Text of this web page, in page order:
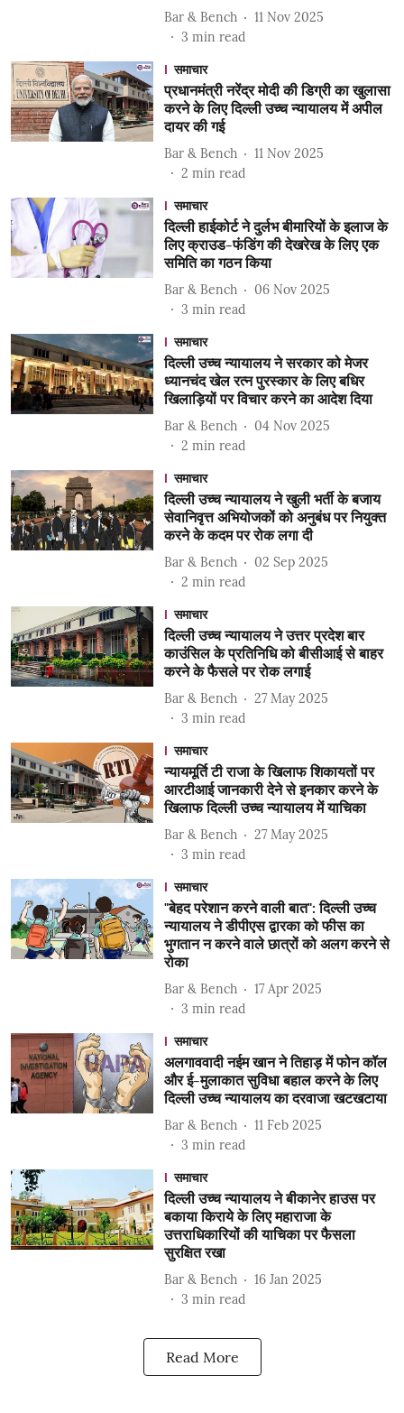
Bar & Bench
11 Nov 2025
3 min read
समाचार
प्रधानमंत्री नरेंद्र मोदी की डिग्री का खुलासा
करने के लिए दिल्ली उच्च न्यायालय में अपील
दायर की गई
Bar & Bench
11 Nov 2025
2 min read
समाचार
दिल्ली हाईकोर्ट ने दुर्लभ बीमारियों के इलाज के
लिए क्राउड-फंडिंग की देखरेख के लिए एक
समिति का गठन किया
Bar & Bench
06 Nov 2025
3 min read
समाचार
दिल्ली उच्च न्यायालय ने सरकार को मेजर
ध्यानचंद खेल रत्न पुरस्कार के लिए बधिर
खिलाड़ियों पर विचार करने का आदेश दिया
Bar & Bench
04 Nov 2025
2 min read
समाचार
दिल्ली उच्च न्यायालय ने खुली भर्ती के बजाय
सेवानिवृत्त अभियोजकों को अनुबंध पर नियुक्त
करने के कदम पर रोक लगा दी
Bar & Bench
02 Sep 2025
2 min read
समाचार
दिल्ली उच्च न्यायालय ने उत्तर प्रदेश बार
काउंसिल के प्रतिनिधि को बीसीआई से बाहर
करने के फैसले पर रोक लगाई
Bar & Bench
27 May 2025
3 min read
समाचार
न्यायमूर्ति टी राजा के खिलाफ शिकायतों पर
आरटीआई जानकारी देने से इनकार करने के
खिलाफ दिल्ली उच्च न्यायालय में याचिका
Bar & Bench
27 May 2025
3 min read
समाचार
"बेहद परेशान करने वाली बात": दिल्ली उच्च
न्यायालय ने डीपीएस द्वारका को फीस का
भुगतान न करने वाले छात्रों को अलग करने से
रोका
Bar & Bench
17 Apr 2025
3 min read
समाचार
अलगाववादी नईम खान ने तिहाड़ में फोन कॉल
और ई-मुलाकात सुविधा बहाल करने के लिए
दिल्ली उच्च न्यायालय का दरवाजा खटखटाया
Bar & Bench
11 Feb 2025
3 min read
समाचार
दिल्ली उच्च न्यायालय ने बीकानेर हाउस पर
बकाया किराये के लिए महाराजा के
उत्तराधिकारियों की याचिका पर फैसला
सुरक्षित रखा
Bar & Bench
16 Jan 2025
3 min read
Read More